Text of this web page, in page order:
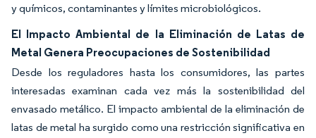
y químicos, contaminantes y límites microbiológicos.
El Impacto Ambiental de la Eliminación de Latas de
Metal Genera Preocupaciones de Sostenibilidad
Desde los reguladores hasta los consumidores, las partes
interesadas examinan cada vez más la sostenibilidad del
envasado metálico. El impacto ambiental de la eliminación de
latas de metal ha surgido como una restricción significativa en